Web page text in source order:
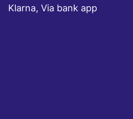
Klarna, Via bank app